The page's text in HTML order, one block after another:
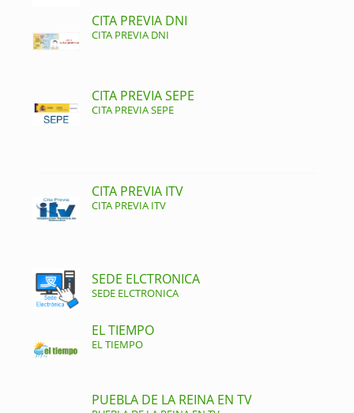
CITA PREVIA DNI
CITA PREVIA DNI
CITA PREVIA SEPE
CITA PREVIA SEPE
CITA PREVIA ITV
CITA PREVIA ITV
SEDE ELCTRONICA
SEDE ELCTRONICA
EL TIEMPO
EL TIEMPO
PUEBLA DE LA REINA EN TV